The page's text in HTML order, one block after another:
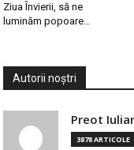
Ziua Învierii, să ne
luminăm popoare…
Autorii noștri
Preot
3878 ARTICOLE